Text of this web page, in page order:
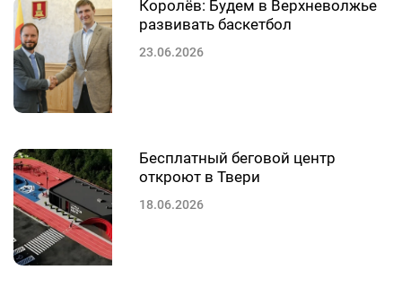
Королёв: Будем в Верхневолжье
развивать баскетбол
23.06.2026
Бесплатный беговой центр
откроют в Твери
18.06.2026